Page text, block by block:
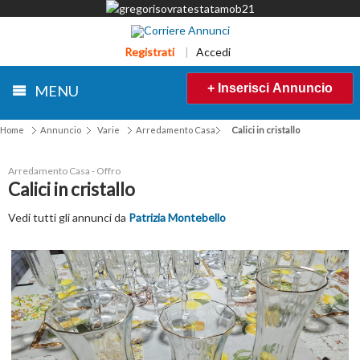
Registrati | Accedi
MENU + Inserisci Annuncio
Home Annuncio Varie Arredamento Casa Calici in cristallo
Arredamento Casa - Offro
Calici in cristallo
Vedi tutti gli annunci da Patrizia Montebello